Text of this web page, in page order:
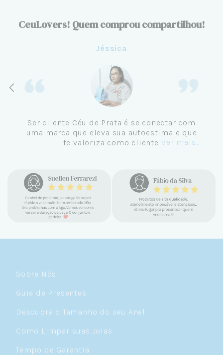
CeuLovers! Quem comprou compartilhou!
Jéssica
Ser cliente Céu de Prata é se conectar com
uma marca que eleva sua autoestima e que
te valoriza como cliente. Ver mais...
Sobre Nós
Guia de Presentes
Descubra o Tamanho do seu Anel
Como Limpar suas Joias
Tempo de Garantia